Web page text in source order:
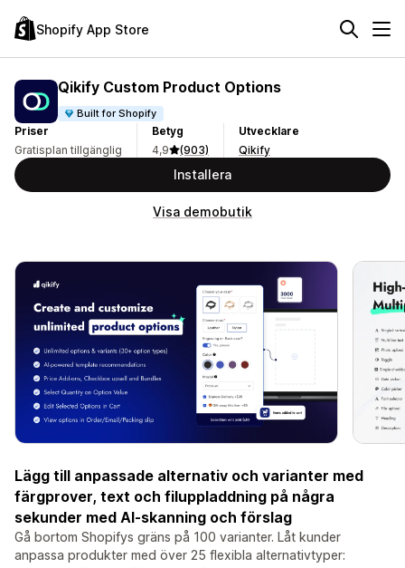
Shopify App Store
Qikify Custom Product Options
Built for Shopify
Priser
Gratisplan tillgänglig
Betyg
4,9
(903)
Utvecklare
Qikify
Installera
Visa demobutik
Lägg till anpassade alternativ och varianter med
färgprover, text och filuppladdning på några
sekunder med AI-skanning och förslag
Gå bortom Shopifys gräns på 100 varianter. Låt kunder
anpassa produkter med över 25 flexibla alternativtyper: